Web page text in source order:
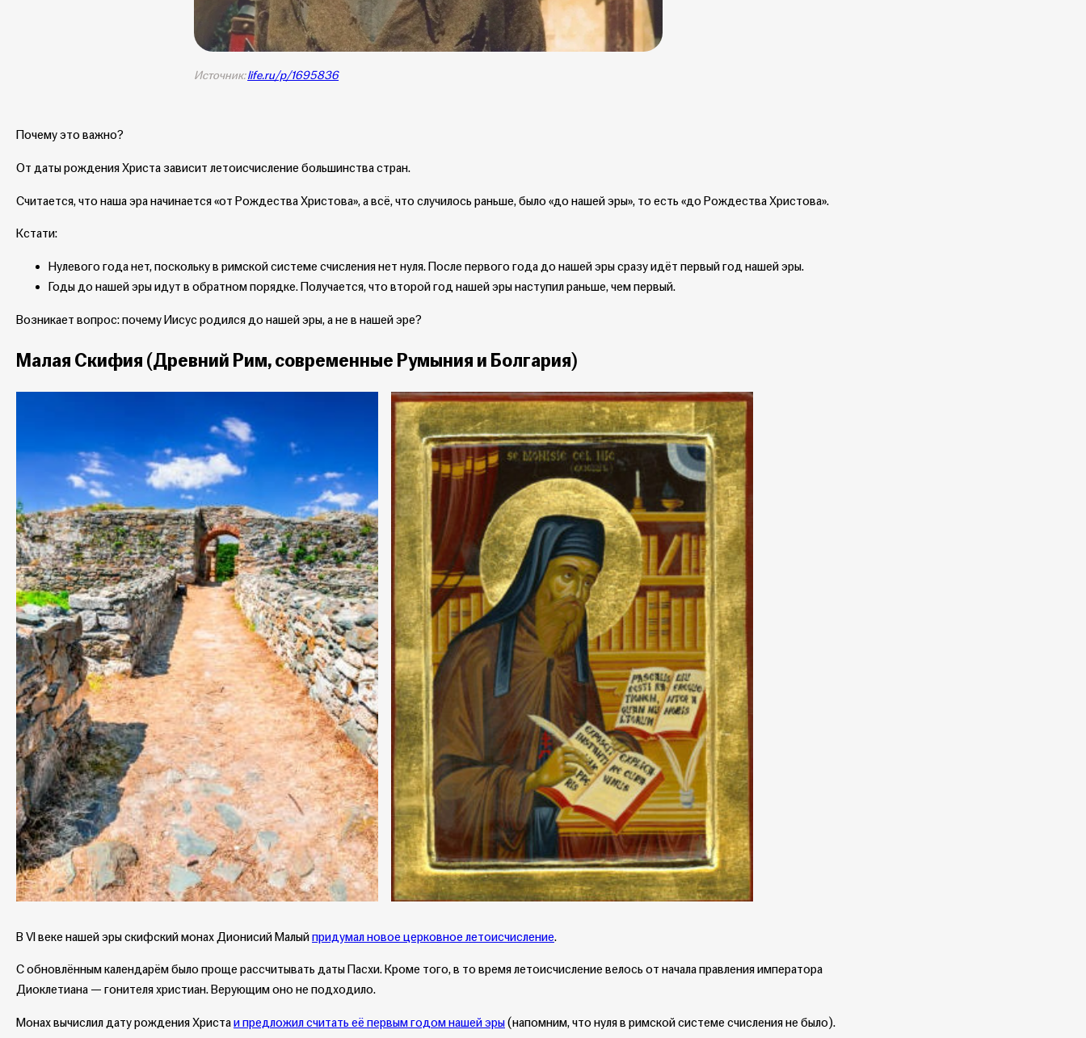
Источник:life.ru/p/1695836
Почему это важно?
От даты рождения Христа зависит летоисчисление большинства стран.
Считается, что наша эра начинается «от Рождества Христова», а всё, что случилось раньше, было «до нашей эры», то есть «до Рождества Христова».
Кстати:
Нулевого года нет, поскольку в римской системе счисления нет нуля. После первого года до нашей эры сразу идёт первый год нашей эры.
Годы до нашей эры идут в обратном порядке. Получается, что второй год нашей эры наступил раньше, чем первый.
Возникает вопрос: почему Иисус родился до нашей эры, а не в нашей эре?
Малая Скифия (Древний Рим, современные Румыния и Болгария)
В VI веке нашей эры скифский монах Дионисий Малыйпридумал новое церковное летоисчисление
С обновлённым календарём было проще рассчитывать даты Пасхи. Кроме того, в то время летоисчисление велось от начала правления императора
Диоклетиана — гонителя христиан. Верующим оно не подходило.
Монах вычислил дату рождения Христаи предложил считать её первым годом нашей эры(напомним, что нуля в римской системе счисления не было).